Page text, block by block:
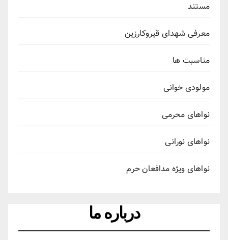
مستند
معرفی شهدای قیروکارزین
مناسبت ها
مولودی خوانی
نواهای محرمی
نواهای نورانی
نواهای ویژه مدافعان حرم
درباره ما